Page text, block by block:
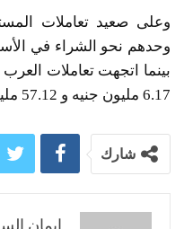
وعلى صعيد تعاملات
بينما اتجهت تعاملات
6.17 مليون جنيه و 57.12 مليون جنيه على التوالي.
شارك
إيمان